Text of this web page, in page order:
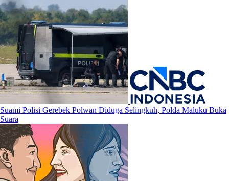
Suami Polisi Gerebek Polwan Diduga Selingkuh, Polda Maluku Buka
Suara